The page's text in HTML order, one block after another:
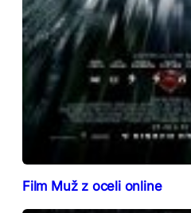
Film Muž z oceli online